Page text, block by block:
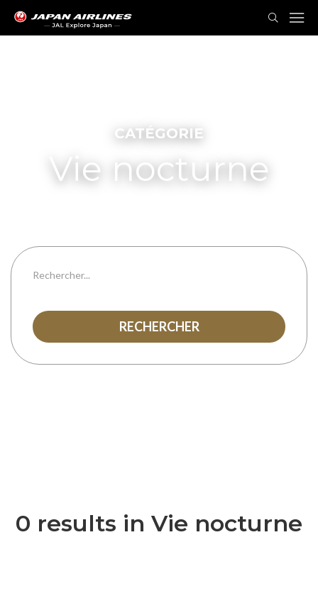
CATÉGORIE
Vie nocturne
RECHERCHER
0 results in Vie nocturne